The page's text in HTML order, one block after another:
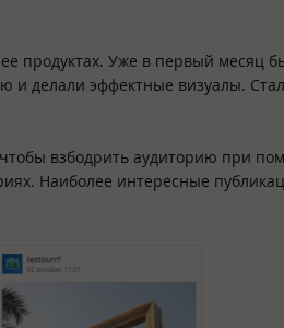
продуктах. Уже в первый месяц
и делали эффектные визуалы.
взбодрить аудиторию при
Наиболее интересные